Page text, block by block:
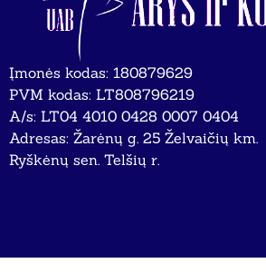
Įmonės kodas: 180879629
PVM kodas: LT808796219
A/s: LT04 4010 0428 0007 0404
Adresas: Žarėnų g. 25 Želvaičių km.
Ryškėnų sen. Telšių r.